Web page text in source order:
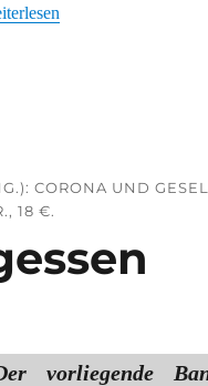
Krise: Verzicht auf
CORONA UND
18 €.
vorliegende